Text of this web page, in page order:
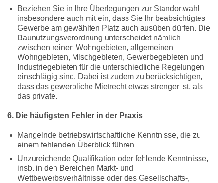
Beziehen Sie in Ihre Überlegungen zur Standortwahl
insbesondere auch mit ein, dass Sie Ihr beabsichtigtes
Gewerbe am gewählten Platz auch ausüben dürfen. Die
Baunutzungsverordnung unterscheidet nämlich
zwischen reinen Wohngebieten, allgemeinen
Wohngebieten, Mischgebieten, Gewerbegebieten und
Industriegebieten für die unterschiedliche Regelungen
einschlägig sind. Dabei ist zudem zu berücksichtigen,
dass das gewerbliche Mietrecht etwas strenger ist, als
das private.
6. Die häufigsten Fehler in der Praxis
Mangelnde betriebswirtschaftliche Kenntnisse, die zu
einem fehlenden Überblick führen
Unzureichende Qualifikation oder fehlende Kenntnisse,
insb. in den Bereichen Markt- und
Wettbewerbsverhältnisse oder des Gesellschafts-,